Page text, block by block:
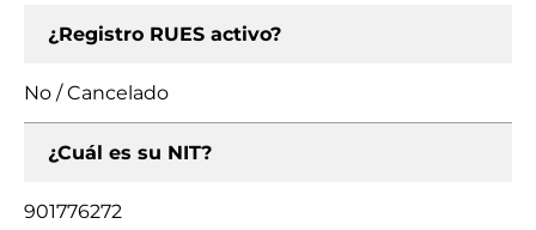
¿Registro RUES activo?
No / Cancelado
¿Cuál es su NIT?
901776272